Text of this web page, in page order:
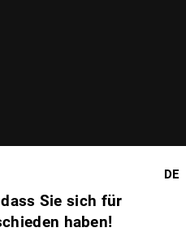
DE
Sie sich für
haben!